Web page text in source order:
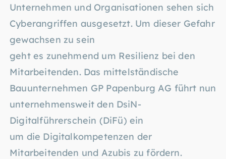
Unternehmen und Organisationen sehen sich
Cyberangriffen ausgesetzt. Um dieser Gefahr
gewachsen zu sein
geht es zunehmend um Resilienz bei den
Mitarbeitenden. Das mittelständische
Bauunternehmen GP Papenburg AG führt nun
unternehmensweit den DsiN-
Digitalführerschein (DiFü) ein
um die Digitalkompetenzen der
Mitarbeitenden und Azubis zu fördern.